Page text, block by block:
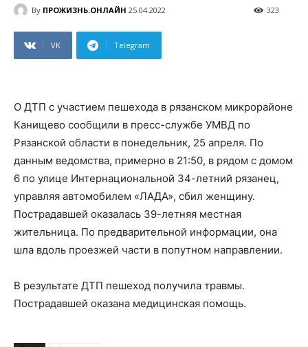
By ПРОЖИЗНЬ.ОНЛАЙН 25.04.2022 323
VK Telegram
О ДТП с участием пешехода в рязанском микрорайоне
Канищево сообщили в пресс-службе УМВД по
Рязанской области в понедельник, 25 апреля. По
данным ведомства, примерно в 21:50, в рядом с домом
6 по улице Интернациональной 34-летний рязанец,
управляя автомобилем «ЛАДА», сбил женщину.
Пострадавшей оказалась 39-летняя местная
жительница. По предварительной информации, она
шла вдоль проезжей части в попутном направлении.
В результате ДТП пешеход получила травмы.
Пострадавшей оказана медицинская помощь.